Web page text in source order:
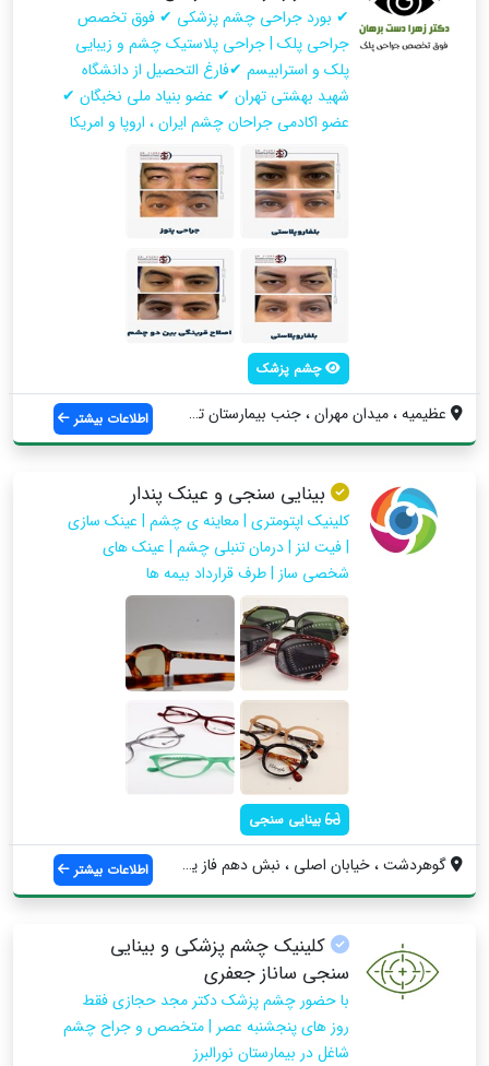
✔ بورد جراحی چشم پزشکی ✔ فوق تخصص
جراحی پلک | جراحی پلاستیک چشم و زیبایی
پلک و استرابیسم ✔فارغ التحصیل از دانشگاه
شهید بهشتی تهران ✔ عضو بنیاد ملی نخبگان ✔
عضو اکادمی جراحان چشم ایران ، اروپا و امریکا
چشم پزشک
عظيميه ، ميدان مهران ، جنب بيمارستان تخت... اطلاعات بیشتر
بینایی سنجی و عینک پندار
کلینیک اپتومتری | معاینه ی چشم | عینک سازی
| فیت لنز | درمان تنبلی چشم | عینک های
شخصی ساز | طرف قرارداد بیمه ها
بینایی سنجی
گوهردشت ، خیابان اصلی ، نبش دهم فاز یک ،... اطلاعات بیشتر
کلینیک چشم پزشکی و بینایی
سنجی ساناز جعفری
با حضور چشم پزشک دکتر مجد حجازی فقط
روز های پنجشنبه عصر | متخصص و جراح چشم
شاغل در بیمارستان نورالبرز